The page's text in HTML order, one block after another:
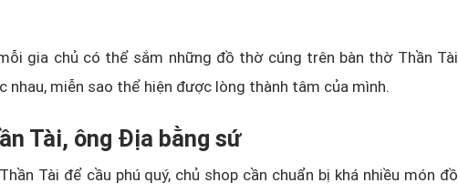
gia chủ có thể sắm những đồ thờ cúng trên bàn thờ Thần Tài
nhau, miễn sao thể hiện được lòng thành tâm của mình.
Tài, ông Địa bằng sứ
Tài để cầu phú quý, chủ shop cần chuẩn bị khá nhiều món đồ